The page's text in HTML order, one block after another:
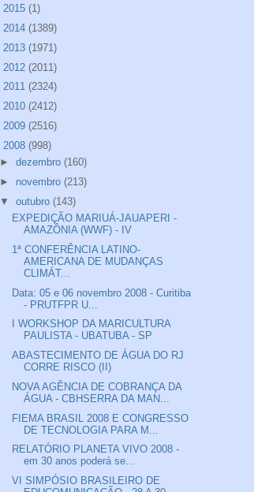
2015 (1)
2014 (1389)
2013 (1971)
2012 (2011)
2011 (2324)
2010 (2412)
2009 (2516)
2008 (998)
► dezembro (160)
► novembro (213)
▼ outubro (143)
EXPEDIÇÃO MARIUÁ-JAUAPERI -
AMAZÔNIA (WWF) - IV
1ª CONFERÊNCIA LATINO-
AMERICANA DE MUDANÇAS
CLIMÁT...
Data: 05 e 06 novembro 2008 - Curitiba
- PRUTFPR U...
I WORKSHOP DA MARICULTURA
PAULISTA - UBATUBA - SP
ABASTECIMENTO DE ÁGUA DO RJ
CORRE RISCO (II)
NOVA AGÊNCIA DE COBRANÇA DA
ÁGUA - CBHSERRA DA MAN...
FIEMA BRASIL 2008 E CONGRESSO
DE TECNOLOGIA PARA M...
RELATÓRIO PLANETA VIVO 2008 -
em 30 anos poderá se...
VI SIMPÓSIO BRASILEIRO DE